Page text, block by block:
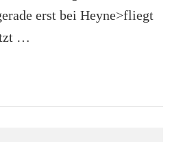
erst bei Heyne>fliegt
…